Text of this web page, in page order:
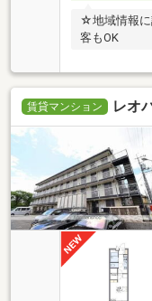
☆地域情報に
客もOK
賃貸マンション レオ